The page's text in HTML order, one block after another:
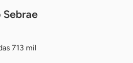
Sebrae
713 mil